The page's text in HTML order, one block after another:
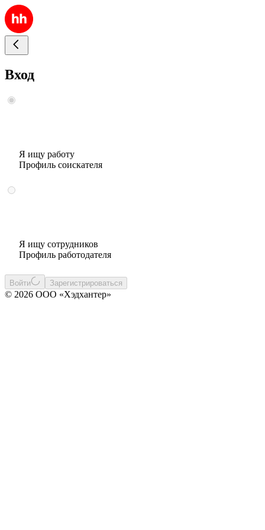
Вход
Я ищу работу
Профиль соискателя
Я ищу сотрудников
Профиль работодателя
Войти Зарегистрироваться
© 2026 ООО «Хэдхантер»